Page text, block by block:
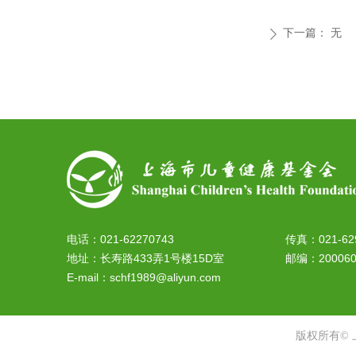
ꄲ 下一篇： 无
电话：021-62270743
地址：长寿路433弄1号楼15D室
E-mail：schf1989@aliyun.com
传真：021-
邮编：200060
版权所有©